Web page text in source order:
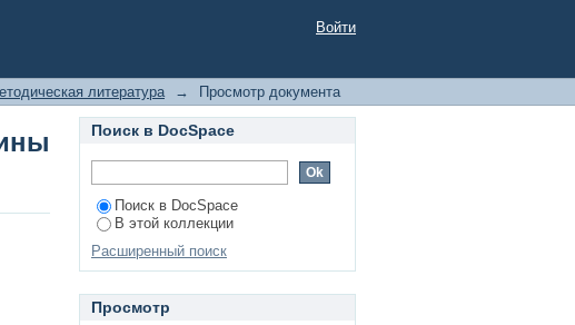
дизайн» Войти
литература → Просмотр документа
Поиск в DocSpace
Поиск в DocSpace
В этой коллекции
Расширенный поиск
Просмотр